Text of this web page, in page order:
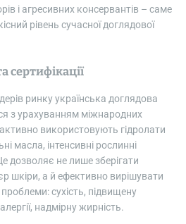
і агресивних консервантів – саме
рівень сучасної доглядової
сертифікації
ринку українська доглядова
з урахуванням міжнародних
використовують гідролати
масла, інтенсивні рослинні
дозволяє не лише зберігати
шкіри, а й ефективно вирішувати
сухість, підвищену
надмірну жирність.